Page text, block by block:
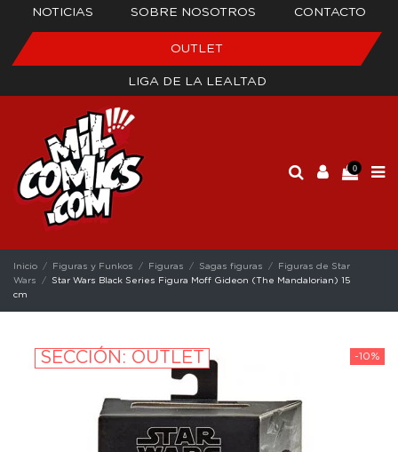
NOTICIAS SOBRE NOSOTROS CONTACTO
OUTLET
LIGA DE LA LEALTAD
0
Inicio Figuras y Funkos Figuras Sagas figuras
Figuras de Star
Wars
Star Wars Black Series Figura Moff Gideon (The Mandalorian) 15
cm
-10%
SECCIÓN: OUTLET